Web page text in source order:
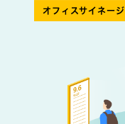
オフィスサイネージ